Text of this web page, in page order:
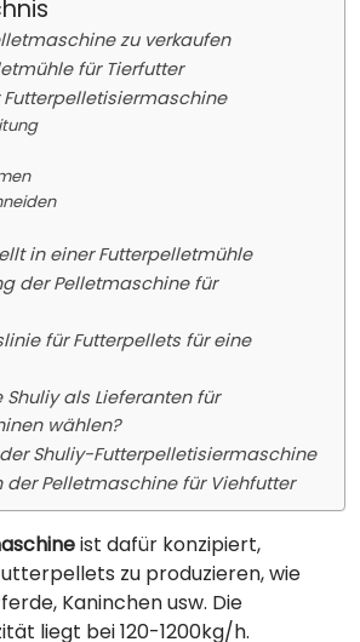
zu verkaufen
für Tierfutter
in einer Futterpelletmühle
der Pelletmaschine für
für Futterpellets für eine
Shuliy als Lieferanten für
wählen?
Shuliy-Futterpelletisiermaschine
der Pelletmaschine für Viehfutter
ist dafür konzipiert,
zu produzieren, wie
Kaninchen usw. Die
liegt bei 120-1200kg/h.